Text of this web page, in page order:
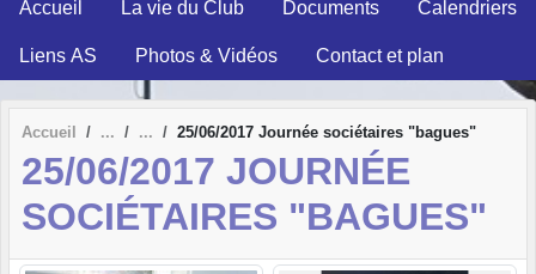
Accueil La vie du Club Documents Calendriers
Liens AS Photos & Vidéos Contact et plan
Accueil 25/06/2017 Journée sociétaires "bagues"
25/06/2017 JOURNÉE
SOCIÉTAIRES "BAGUES"